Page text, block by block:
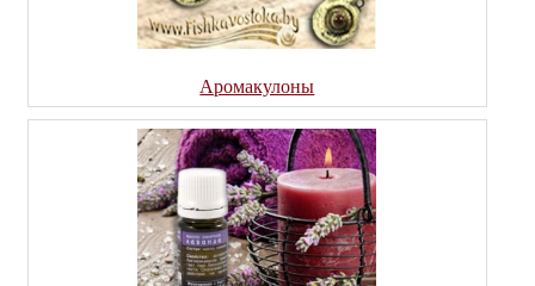
Аромакулоны